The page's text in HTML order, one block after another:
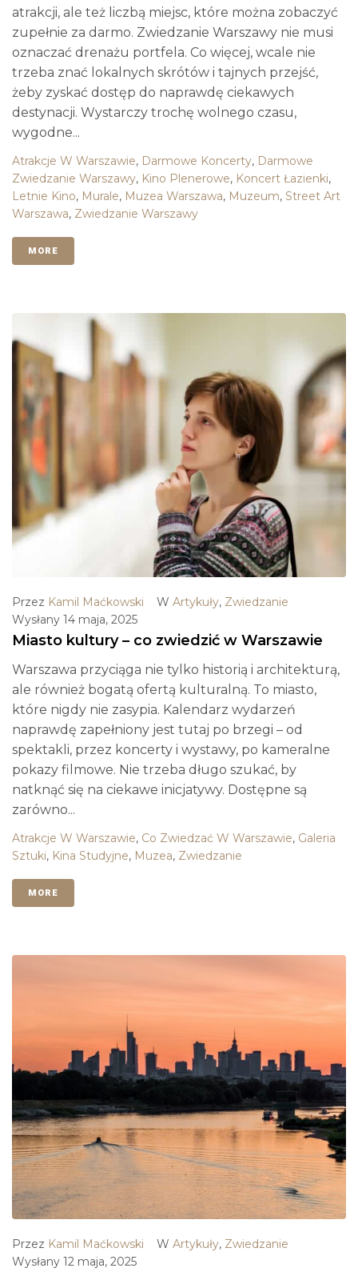
atrakcji, ale też liczbą miejsc, które można zobaczyć
zupełnie za darmo. Zwiedzanie Warszawy nie musi
oznaczać drenażu portfela. Co więcej, wcale nie
trzeba znać lokalnych skrótów i tajnych przejść,
żeby zyskać dostęp do naprawdę ciekawych
destynacji. Wystarczy trochę wolnego czasu,
wygodne...
Atrakcje W Warszawie, Darmowe Koncerty, Darmowe
Zwiedzanie Warszawy, Kino Plenerowe, Koncert Łazienki,
Letnie Kino, Murale, Muzea Warszawa, Muzeum, Street Art
Warszawa, Zwiedzanie Warszawy
MORE
Przez Kamil Maćkowski W Artykuły, Zwiedzanie
Wysłany 14 maja, 2025
Miasto kultury – co zwiedzić w Warszawie
Warszawa przyciąga nie tylko historią i architekturą,
ale również bogatą ofertą kulturalną. To miasto,
które nigdy nie zasypia. Kalendarz wydarzeń
naprawdę zapełniony jest tutaj po brzegi – od
spektakli, przez koncerty i wystawy, po kameralne
pokazy filmowe. Nie trzeba długo szukać, by
natknąć się na ciekawe inicjatywy. Dostępne są
zarówno...
Atrakcje W Warszawie, Co Zwiedzać W Warszawie, Galeria
Sztuki, Kina Studyjne, Muzea, Zwiedzanie
MORE
Przez Kamil Maćkowski W Artykuły, Zwiedzanie
Wysłany 12 maja, 2025